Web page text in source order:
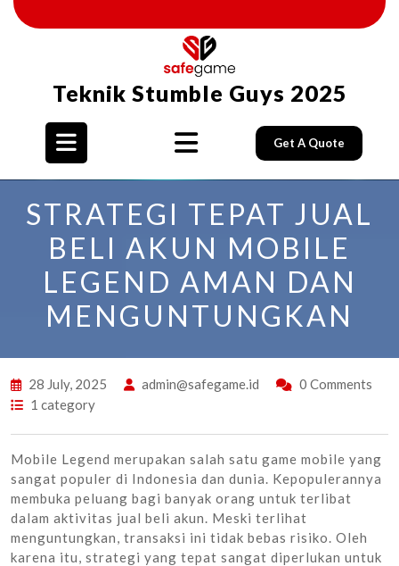
Skip
Teknik Stumble Guys 2025
Open
Button
Get A Quote
STRATEGI TEPAT JUAL
BELI AKUN MOBILE
LEGEND AMAN DAN
MENGUNTUNGKAN
28 July, 2025 admin@safegame.id
0 Comments
1 category
Mobile Legend merupakan salah satu game mobile yang
sangat populer di Indonesia dan dunia. Kepopulerannya
membuka peluang bagi banyak orang untuk terlibat
dalam aktivitas jual beli akun. Meski terlihat
menguntungkan, transaksi ini tidak bebas risiko. Oleh
karena itu, strategi yang tepat sangat diperlukan untuk